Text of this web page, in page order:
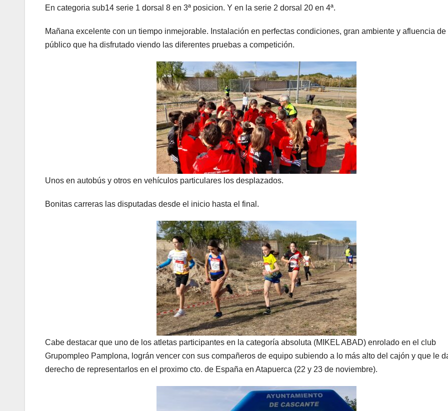
En categoria sub14 serie 1 dorsal 8 en 3ª posicion. Y en la serie 2 dorsal 20 en 4ª.
Mañana excelente con un tiempo inmejorable. Instalación en perfectas condiciones, gran ambiente y afluencia de
público que ha disfrutado viendo las diferentes pruebas a competición.
Unos en autobús y otros en vehículos particulares los desplazados.
Bonitas carreras las disputadas desde el inicio hasta el final.
Cabe destacar que uno de los atletas participantes en la categoría absoluta (MIKEL ABAD) enrolado en el club
Grupompleo Pamplona, lográn vencer con sus compañeros de equipo subiendo a lo más alto del cajón y que le
derecho de representarlos en el proximo cto. de España en Atapuerca (22 y 23 de noviembre).